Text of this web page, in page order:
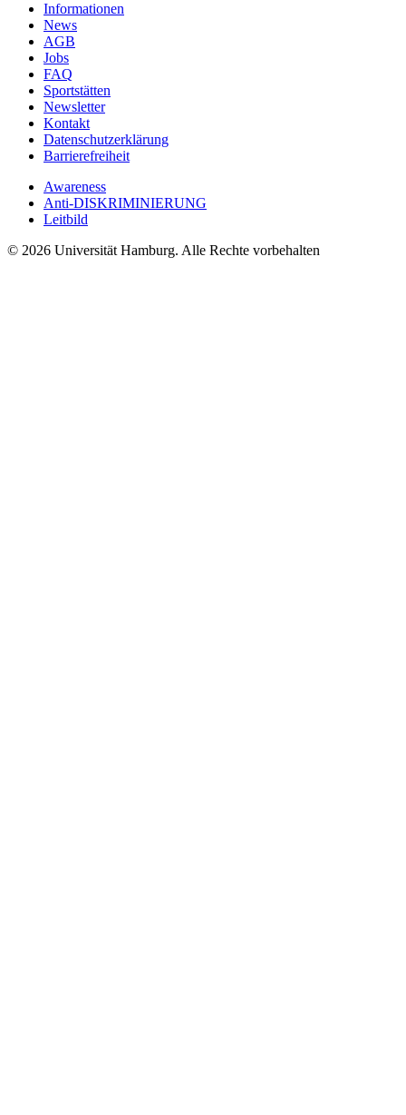
Informationen
News
AGB
Jobs
FAQ
Sportstätten
Newsletter
Kontakt
Datenschutzerklärung
Barrierefreiheit
Awareness
Anti-DISKRIMINIERUNG
Leitbild
© 2026 Universität Hamburg. Alle Rechte vorbehalten